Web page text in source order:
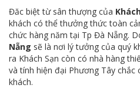
Đăc biệt từ sân thượng của
khách có thể thưởng thức toàn
chức hàng năm tại Tp Đà Nẵng.
Nẵng sẽ là nơi lý tưởng của quý
ra Khách Sạn còn có nhà hàng
và tính hiện đại Phương Tây chắc
khách.